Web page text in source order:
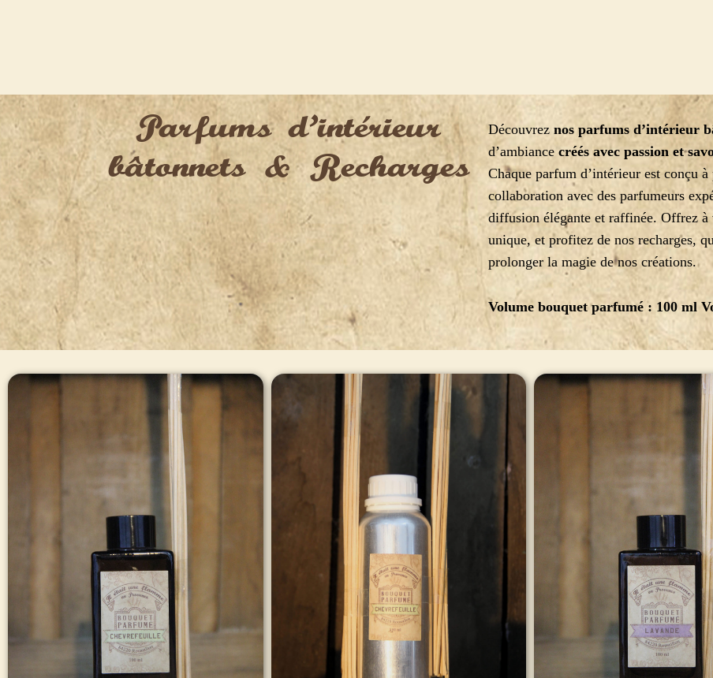
Parfums d'intérieur
bâtonnets & Recharges
Découvrez nos parfums d’intérieur
d’ambiance créés avec passion et
Chaque parfum d’intérieur est conçu
collaboration avec des parfumeurs
diffusion élégante et raffinée. Offrez
unique, et profitez de nos recharges,
prolonger la magie de nos créations.
Volume bouquet parfumé : 100 ml